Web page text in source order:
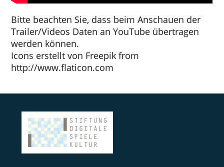
Bitte beachten Sie, dass beim Anschauen der
Trailer/Videos Daten an YouTube übertragen
werden können.
Icons erstellt von Freepik from
http://www.flaticon.com